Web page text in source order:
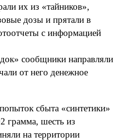
их из «тайников»,
дозы и прятали в
с информацией
сообщники направляли
от него денежное
сбыта «синтетики»
грамма, шесть из
на территории